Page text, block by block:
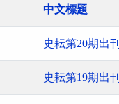
中文標題
史耘第20期出刊
史耘第19期出刊